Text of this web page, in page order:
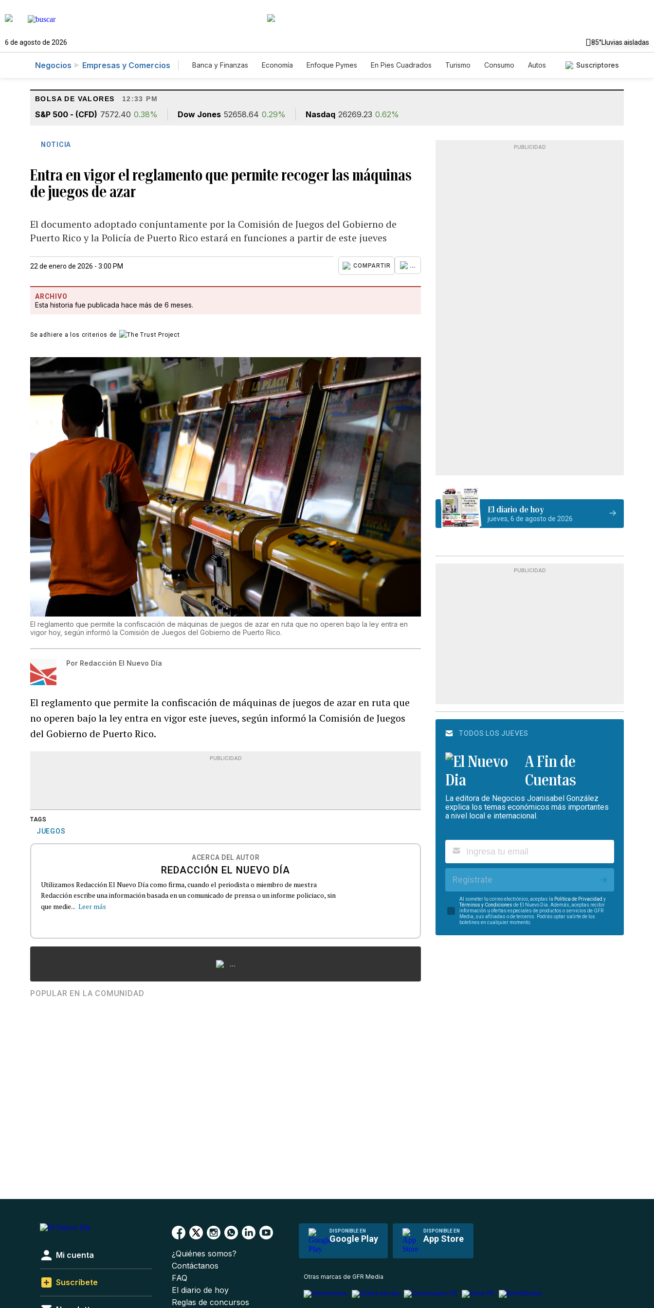
6 de agosto de 2026 85°Lluvias aisladas
Negocios Empresas y Comercios Banca y Finanzas Economía Enfoque Pymes En Pies Cuadrados Turismo Consumo
Autos
Suscriptores
BOLSA DE VALORES 12:33 PM
S&P 500 - (CFD) 7572.40 0.38% Dow Jones 52658.64 0.29% Nasdaq 26269.23 0.62%
NOTICIA
Entra en vigor el reglamento que permite recoger las máquinas
de juegos de azar
El documento adoptado conjuntamente por la Comisión de Juegos del Gobierno de
Puerto Rico y la Policía de Puerto Rico estará en funciones a partir de este jueves
22 de enero de 2026 - 3:00 PM COMPARTIR ...
ARCHIVO
Esta historia fue publicada hace más de 6 meses.
Se adhiere a los criterios de
El reglamento que permite la confiscación de máquinas de juegos de azar en ruta que no operen bajo la ley entra en
vigor hoy, según informó la Comisión de Juegos del Gobierno de Puerto Rico.
Por Redacción El Nuevo Día
El reglamento que permite la confiscación de máquinas de juegos de azar en ruta que
no operen bajo la ley entra en vigor este jueves, según informó la Comisión de Juegos
del Gobierno de Puerto Rico.
PUBLICIDAD
TAGS
JUEGOS
ACERCA DEL AUTOR
REDACCIÓN EL NUEVO DÍA
Utilizamos Redacción El Nuevo Día como firma, cuando el periodista o miembro de nuestra
Redacción escribe una información basada en un comunicado de prensa o un informe policiaco, sin
que medie... Leer más
...
POPULAR EN LA COMUNIDAD
PUBLICIDAD
El diario de hoy
jueves, 6 de agosto de 2026
PUBLICIDAD
TODOS LOS JUEVES
A Fin de
Cuentas
La editora de Negocios Joanisabel González
explica los temas económicos más importantes
a nivel local e internacional.
Regístrate
Al someter tu correo electrónico, aceptas la Política de Privacidad y
Términos y Condiciones de El Nuevo Día. Además, aceptas recibir
información u ofertas especiales de productos o servicios de GFR
Media, sus afiliadas o de terceros. Podrás optar salirte de los
boletines en cualquier momento.
DISPONIBLE EN
Google Play
DISPONIBLE EN
App Store
Mi cuenta
Suscríbete
¿Quiénes somos?
Contáctanos
FAQ
El diario de hoy
Reglas de concursos
Otras marcas de GFR Media